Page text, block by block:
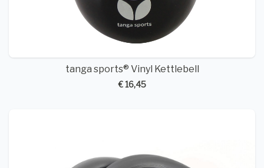
tanga sports® Vinyl Kettlebell
€ 16,45